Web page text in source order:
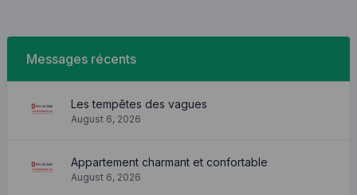
Messages récents
Les tempêtes des vagues
August 6, 2026
Appartement charmant et confortable
August 6, 2026